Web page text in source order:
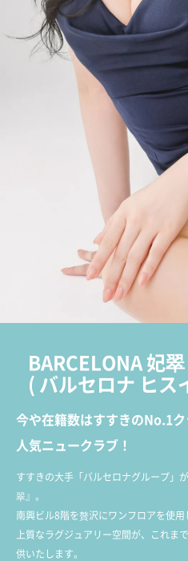
BARCELONA 妃翠
( バルセロナ ヒス
今や在籍数はすすきのNo.1
人気ニュークラブ！
すすきの大手「バルセロナグループ」
翠』。
南興ビル8階を贅沢にワンフロアを使用
上質なラグジュアリー空間が、これま
供いたします。